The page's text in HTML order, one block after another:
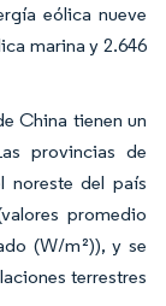
eólica nueve
marina y 2.646
China tienen un
provincias de
noreste del país
promedio
(W/m²)), y se
terrestres